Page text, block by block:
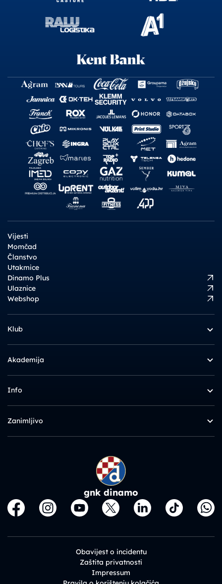
Vijesti
Momčad
Članstvo
Utakmice
Dinamo Plus
Ulaznice
Webshop
Klub
Akademija
Info
Zanimljivo
gnk dinamo
Obavijest o incidentu
Zaštita privatnosti
Impressum